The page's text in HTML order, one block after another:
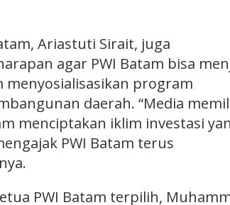
Ariastuti Sirait, juga
agar PWI Batam bisa
menyosialisasikan program
daerah. “Media
menciptakan iklim investasi
PWI Batam terus
PWI Batam terpilih,